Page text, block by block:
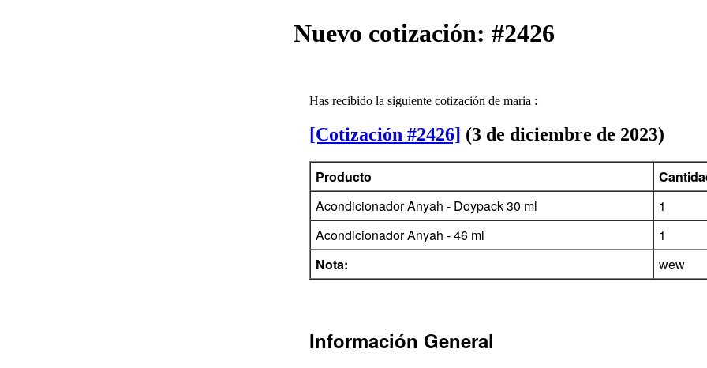
Nuevo cotización: #2426
Has recibido la siguiente cotización de maria :
[Cotización #2426] (3 de diciembre de 2023)
Producto
Acondicionador Anyah - Doypack 30 ml
1
Acondicionador Anyah - 46 ml
1
Nota:
wew
Información General